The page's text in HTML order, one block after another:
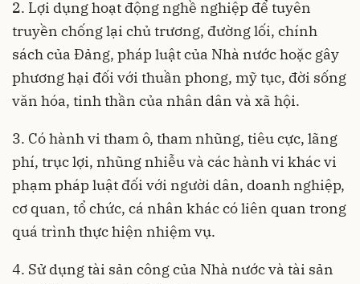
2. Lợi dụng hoạt động nghề nghiệp để tuyên
truyền chống lại chủ trương, đường lối, chính
sách của Đảng, pháp luật của Nhà nước hoặc gây
phương hại đối với thuần phong, mỹ tục, đời sống
văn hóa, tinh thần của nhân dân và xã hội.
3. Có hành vi tham ô, tham nhũng, tiêu cực, lãng
phí, trục lợi, nhũng nhiễu và các hành vi khác vi
phạm pháp luật đối với người dân, doanh nghiệp,
cơ quan, tổ chức, cá nhân khác có liên quan trong
quá trình thực hiện nhiệm vụ.
4. Sử dụng tài sản công của Nhà nước và tài sản